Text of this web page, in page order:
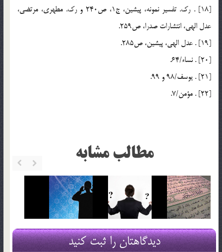
[18] . رك. تفسير نمونه، پيشين، ج1، ص240 و رك. مطهري، مرتضي،
عدل الهي، انتشارات صدرا، ص259.
[19] . عدل الهي، پيشين، ص285.
[20] . نساء/64.
[21] . يوسف/98 و 99.
[22] . مؤمن/7.
مطالب مشابه
دیدگاهتان را ثبت کنید